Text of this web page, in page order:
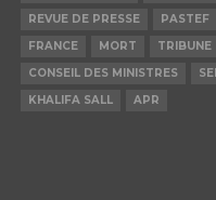
REVUE DE PRESSE
PASTEF
FRANCE
MORT TRIBUNE
CONSEIL DES MINISTRES
KHALIFA SALL
APR